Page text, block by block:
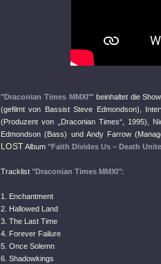
"Draconian Times MMXI"' beinhaltet die
(gefilmt von Bassist Steve Edmondson),
(Produzent von „Draconian Times“, 1995),
Edmondson (Bass) und Andy Farrow
LOST Album "Faith Divides Us – Death
Tracklist "Draconian Times MMXI":
1. Enchantment
2. Hallowed Land
3. The Last Time
4. Forever Failure
5. Once Solemn
6. Shadowkings